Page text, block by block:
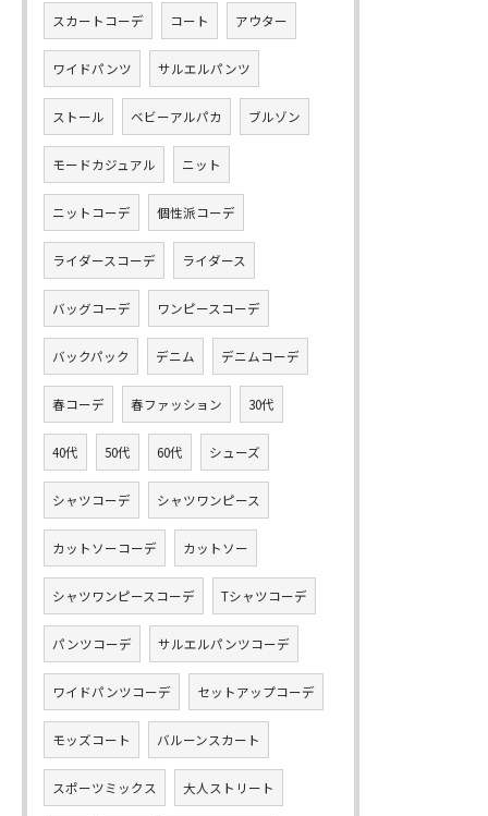
スカートコーデ コート アウター
ワイドパンツ サルエルパンツ
ストール ベビーアルパカ ブルゾン
モードカジュアル ニット
ニットコーデ 個性派コーデ
ライダースコーデ ライダース
バッグコーデ ワンピースコーデ
バックパック デニム デニムコーデ
春コーデ 春ファッション 30代
40代 50代 60代 シューズ
シャツコーデ シャツワンピース
カットソーコーデ カットソー
シャツワンピースコーデ Tシャツコーデ
パンツコーデ サルエルパンツコーデ
ワイドパンツコーデ セットアップコーデ
モッズコート バルーンスカート
スポーツミックス 大人ストリート